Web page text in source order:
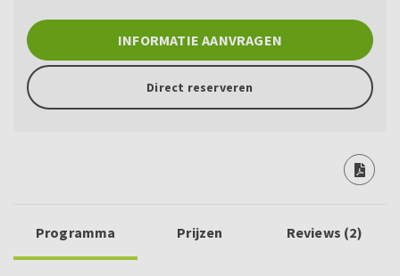
INFORMATIE AANVRAGEN
Direct reserveren
Programma Prijzen Reviews (2)